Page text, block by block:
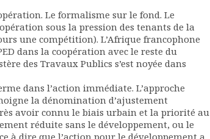
Le formalisme sur le fond. Le
sous la pression des tenants de la
une compétition). L’Afrique francophone
dans la coopération avec le reste du
des Travaux Publics s’est noyée dans
dans l’action immédiate. L’approche
la dénomination d’ajustement
avoir connu le biais urbain et la priorité au
réduite sans le développement, ou le
à dire que l’action pour le développement a